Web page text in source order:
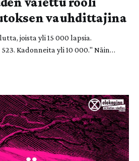
vauhdittajina
joista yli 15 000 lapsia.
Kadonneita yli 10 000." Näin
Vähintään 37 369 kuollutta on